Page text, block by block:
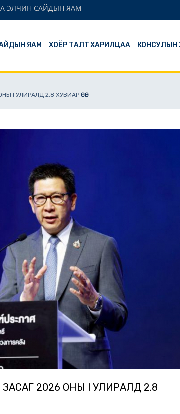
ЭЛЧИН САЙДЫН ЯАМ
ЯАМ ХОЁР ТАЛТ ХАРИЛЦАА КОНСУЛЫН
I УЛИРАЛД 2.8 ХУВИАР ӨСӨВ
2026 ОНЫ I УЛИРАЛД 2.8